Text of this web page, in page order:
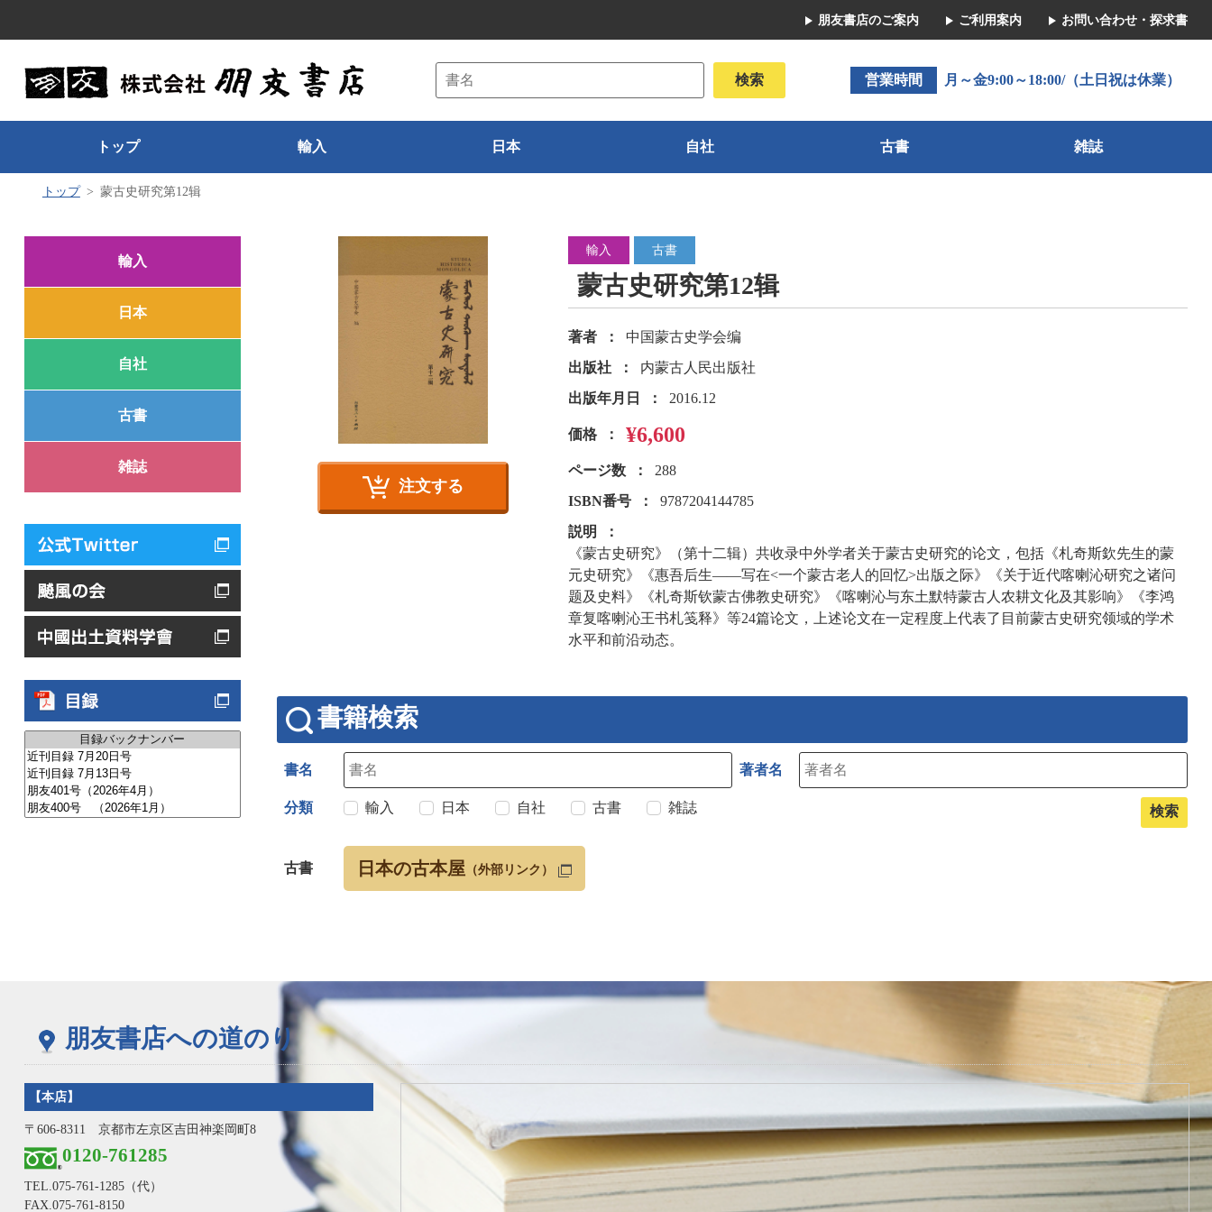
朋友書店のご案内 ご利用案内 お問い合わせ・探求書
営業時間 月～金9:00～18:00/（土日祝は休業）
トップ 輸入 日本 自社 古書 雑誌
トップ 蒙古史研究第12辑
輸入
日本
自社
古書
雑誌
注文する
輸入 古書
蒙古史研究第12辑
著者
中国蒙古史学会编
出版社
内蒙古人民出版社
出版年月日
2016.12
価格 ¥6,600
ページ数
288
ISBN番号
9787204144785
説明
《蒙古史研究》（第十二辑）共收录中外学者关于蒙古史研究的论文，包括《札奇斯欽先生的蒙
元史研究》《惠吾后生——写在<一个蒙古老人的回忆>出版之际》《关于近代喀喇沁研究之诸问
题及史料》《札奇斯钦蒙古佛教史研究》《喀喇沁与东土默特蒙古人农耕文化及其影响》《李鸿
章复喀喇沁王书札笺释》等24篇论文，上述论文在一定程度上代表了目前蒙古史研究领域的学术
水平和前沿动态。
書籍検索
書名 著者名
分類 輸入 日本 自社 古書 雑誌
古書 日本の古本屋 （外部リンク）
朋友書店への道のり
【本店】
〒606-8311 京都市左京区吉田神楽岡町8
0120-761285
TEL. 075-761-1285（代）
FAX.075-761-8150